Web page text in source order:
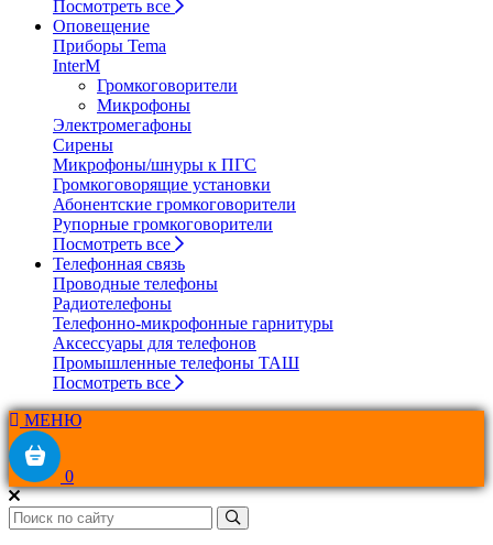
Посмотреть все
Оповещение
Приборы Tema
InterM
Громкоговорители
Микрофоны
Электромегафоны
Сирены
Микрофоны/шнуры к ПГС
Громкоговорящие установки
Абонентские громкоговорители
Рупорные громкоговорители
Посмотреть все
Телефонная связь
Проводные телефоны
Радиотелефоны
Телефонно-микрофонные гарнитуры
Аксессуары для телефонов
Промышленные телефоны ТАШ
Посмотреть все
МЕНЮ
0